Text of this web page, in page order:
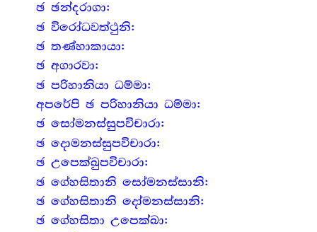
ඡ ඡන්දරාගා:
ඡ විරෝධවත්ථුනි:
ඡ තණ්හාකායා:
ඡ අගාරවා:
ඡ පරිහානියා ධම්මා:
අපරේපි ඡ පරිහානියා ධම්මා:
ඡ සෝමනස්සුපවිචාරා:
ඡ දොමනස්සුපවිචාරා:
ඡ උපෙක්ඛුපවිචාරා:
ඡ ගේහසිතානි සෝමනස්සානි:
ඡ ගේහසිතානි දෝමනස්සානි:
ඡ ගේහසිතා උපෙක්ඛා: